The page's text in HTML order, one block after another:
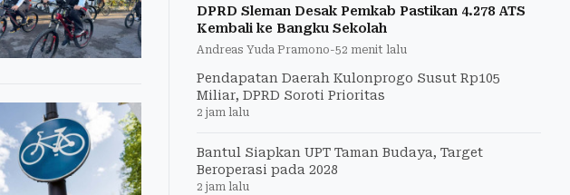
DPRD Sleman Desak Pemkab Pastikan 4.278 ATS
Kembali ke Bangku Sekolah
Andreas Yuda Pramono-52 menit lalu
Pendapatan Daerah Kulonprogo Susut Rp105
Miliar, DPRD Soroti Prioritas
2 jam lalu
Bantul Siapkan UPT Taman Budaya, Target
Beroperasi pada 2028
2 jam lalu